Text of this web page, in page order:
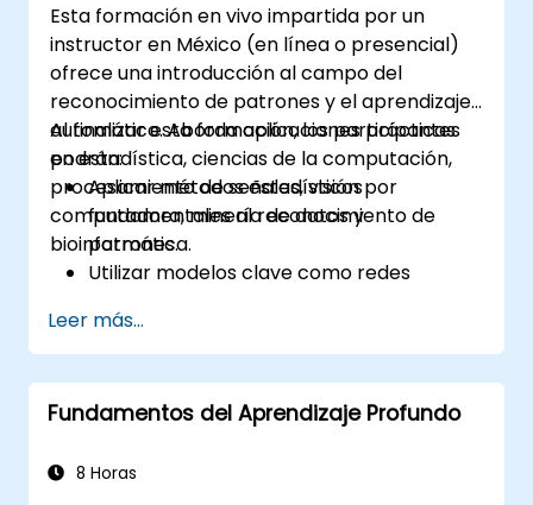
Esta formación en vivo impartida por un
instructor en México (en línea o presencial)
ofrece una introducción al campo del
reconocimiento de patrones y el aprendizaje
automático. Aborda aplicaciones prácticas
en estadística, ciencias de la computación,
procesamiento de señales, visión por
computadora, minería de datos y
bioinformática.
Al finalizar esta formación, los participantes
podrán:
Aplicar métodos estadísticos
fundamentales al reconocimiento de
patrones.
Utilizar modelos clave como redes
análisis de datos.
Implementar técnicas avanzadas para la
resolución de problemas complejos.
Mejorar la precisión de las predicciones
Leer más...
Fundamentos del Aprendizaje Profundo
8 Horas